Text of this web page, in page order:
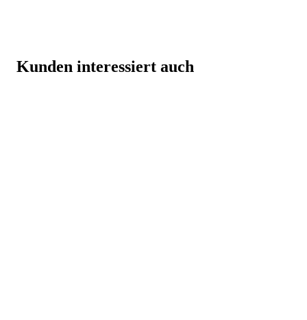
Kunden interessiert auch